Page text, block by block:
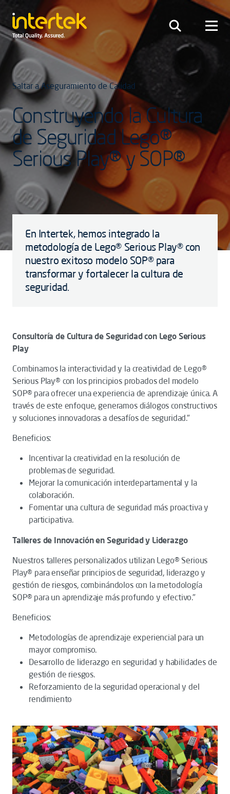
Saltar a Aseguramiento de Calidad
Construyendo la Cultura
de Seguridad Lego®
Serious Play® y SOP®
En Intertek, hemos integrado la
metodología de Lego® Serious Play® con
nuestro exitoso modelo SOP® para
transformar y fortalecer la cultura de
seguridad.
Consultoría de Cultura de Seguridad con Lego Serious
Play
Combinamos la interactividad y la creatividad de Lego®
Serious Play® con los principios probados del modelo
SOP® para ofrecer una experiencia de aprendizaje única. A
través de este enfoque, generamos diálogos constructivos
y soluciones innovadoras a desafíos de seguridad."
Beneficios:
Incentivar la creatividad en la resolución de
problemas de seguridad.
Mejorar la comunicación interdepartamental y la
colaboración.
Fomentar una cultura de seguridad más proactiva y
participativa.
Talleres de Innovación en Seguridad y Liderazgo
Nuestros talleres personalizados utilizan Lego® Serious
Play® para enseñar principios de seguridad, liderazgo y
gestión de riesgos, combinándolos con la metodología
SOP® para un aprendizaje más profundo y efectivo."
Beneficios:
Metodologías de aprendizaje experiencial para un
mayor compromiso.
Desarrollo de liderazgo en seguridad y habilidades de
gestión de riesgos.
Reforzamiento de la seguridad operacional y del
rendimiento